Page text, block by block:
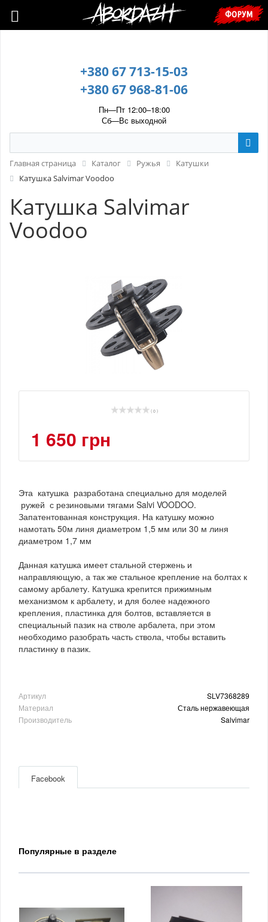
🇺🇦 У зв’язку з воєнним станом, прохання уточнювати ціну та
наявність у менеджера. 🇺🇦
+380 67 713-15-03
+380 67 968-81-06
Пн—Пт 12:00–18:00
Сб—Вс выходной
ФОРУМ
Главная страница Каталог Ружья
Катушки
Катушка Salvimar Voodoo
Катушка Salvimar
Voodoo
( 0 )
1 650 грн
Эта катушка разработана специально для моделей
ружей с резиновыми тягами Salvi VOODOO.
Запатентованная конструкция. На катушку можно
намотать 50м линя диаметром 1,5 мм или 30 м линя
диаметром 1,7 мм
Данная катушка имеет стальной стержень и
направляющую, а так же стальное крепление на болтах к
самому арбалету. Катушка крепится прижимным
механизмом к арбалету, и для более надежного
крепления, пластинка для болтов, вставляется в
специальный пазик на стволе арбалета, при этом
необходимо разобрать часть ствола, чтобы вставить
пластинку в пазик.
Артикул
SLV7368289
Материал
Сталь нержавеющая
Производитель
Salvimar
Facebook
Популярные в разделе